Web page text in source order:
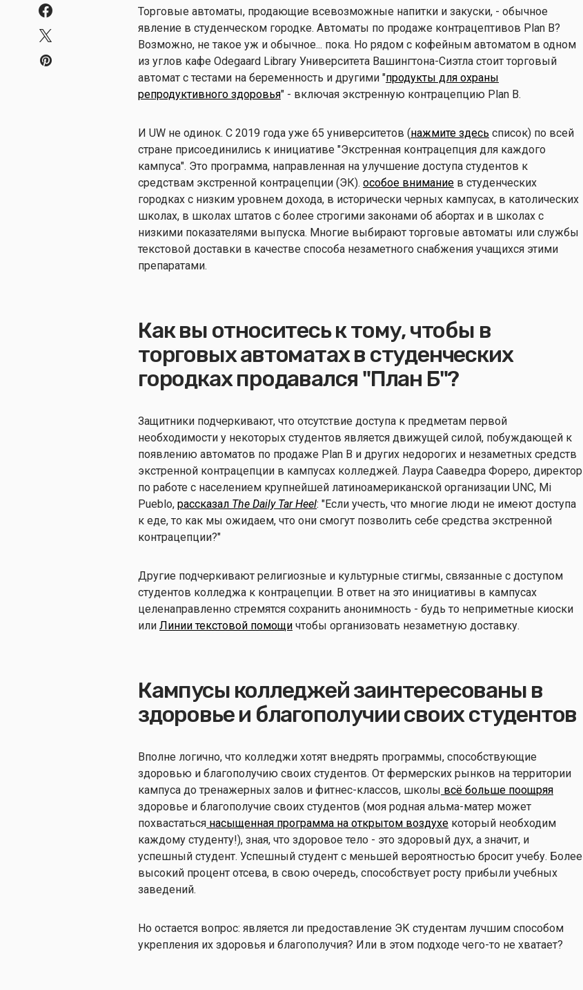
Торговые автоматы, продающие всевозможные напитки и закуски, - обычное
явление в студенческом городке. Автоматы по продаже контрацептивов Plan B?
Возможно, не такое уж и обычное... пока. Но рядом с кофейным автоматом в одном
из углов кафе Odegaard Library Университета Вашингтона-Сиэтла стоит торговый
автомат с тестами на беременность и другими "продукты для охраны
репродуктивного здоровья" - включая экстренную контрацепцию Plan B.
И UW не одинок. С 2019 года уже 65 университетов (нажмите здесь список) по всей
стране присоединились к инициативе "Экстренная контрацепция для каждого
кампуса". Это программа, направленная на улучшение доступа студентов к
средствам экстренной контрацепции (ЭК). особое внимание в студенческих
городках с низким уровнем дохода, в исторически черных кампусах, в католических
школах, в школах штатов с более строгими законами об абортах и в школах с
низкими показателями выпуска. Многие выбирают торговые автоматы или службы
текстовой доставки в качестве способа незаметного снабжения учащихся этими
препаратами.
Как вы относитесь к тому, чтобы в
торговых автоматах в студенческих
городках продавался "План Б"?
Защитники подчеркивают, что отсутствие доступа к предметам первой
необходимости у некоторых студентов является движущей силой, побуждающей к
появлению автоматов по продаже Plan B и других недорогих и незаметных средств
экстренной контрацепции в кампусах колледжей. Лаура Сааведра Фореро, директор
по работе с населением крупнейшей латиноамериканской организации UNC, Mi
Pueblo, рассказал The Daily Tar Heel: "Если учесть, что многие люди не имеют доступа
к еде, то как мы ожидаем, что они смогут позволить себе средства экстренной
контрацепции?"
Другие подчеркивают религиозные и культурные стигмы, связанные с доступом
студентов колледжа к контрацепции. В ответ на это инициативы в кампусах
целенаправленно стремятся сохранить анонимность - будь то неприметные киоски
или Линии текстовой помощи чтобы организовать незаметную доставку.
Кампусы колледжей заинтересованы в
здоровье и благополучии своих студентов
Вполне логично, что колледжи хотят внедрять программы, способствующие
здоровью и благополучию своих студентов. От фермерских рынков на территории
кампуса до тренажерных залов и фитнес-классов, школы всё больше поощряя
здоровье и благополучие своих студентов (моя родная альма-матер может
похвастаться насыщенная программа на открытом воздухе который необходим
каждому студенту!), зная, что здоровое тело - это здоровый дух, а значит, и
успешный студент. Успешный студент с меньшей вероятностью бросит учебу. Более
высокий процент отсева, в свою очередь, способствует росту прибыли учебных
заведений.
Но остается вопрос: является ли предоставление ЭК студентам лучшим способом
укрепления их здоровья и благополучия? Или в этом подходе чего-то не хватает?